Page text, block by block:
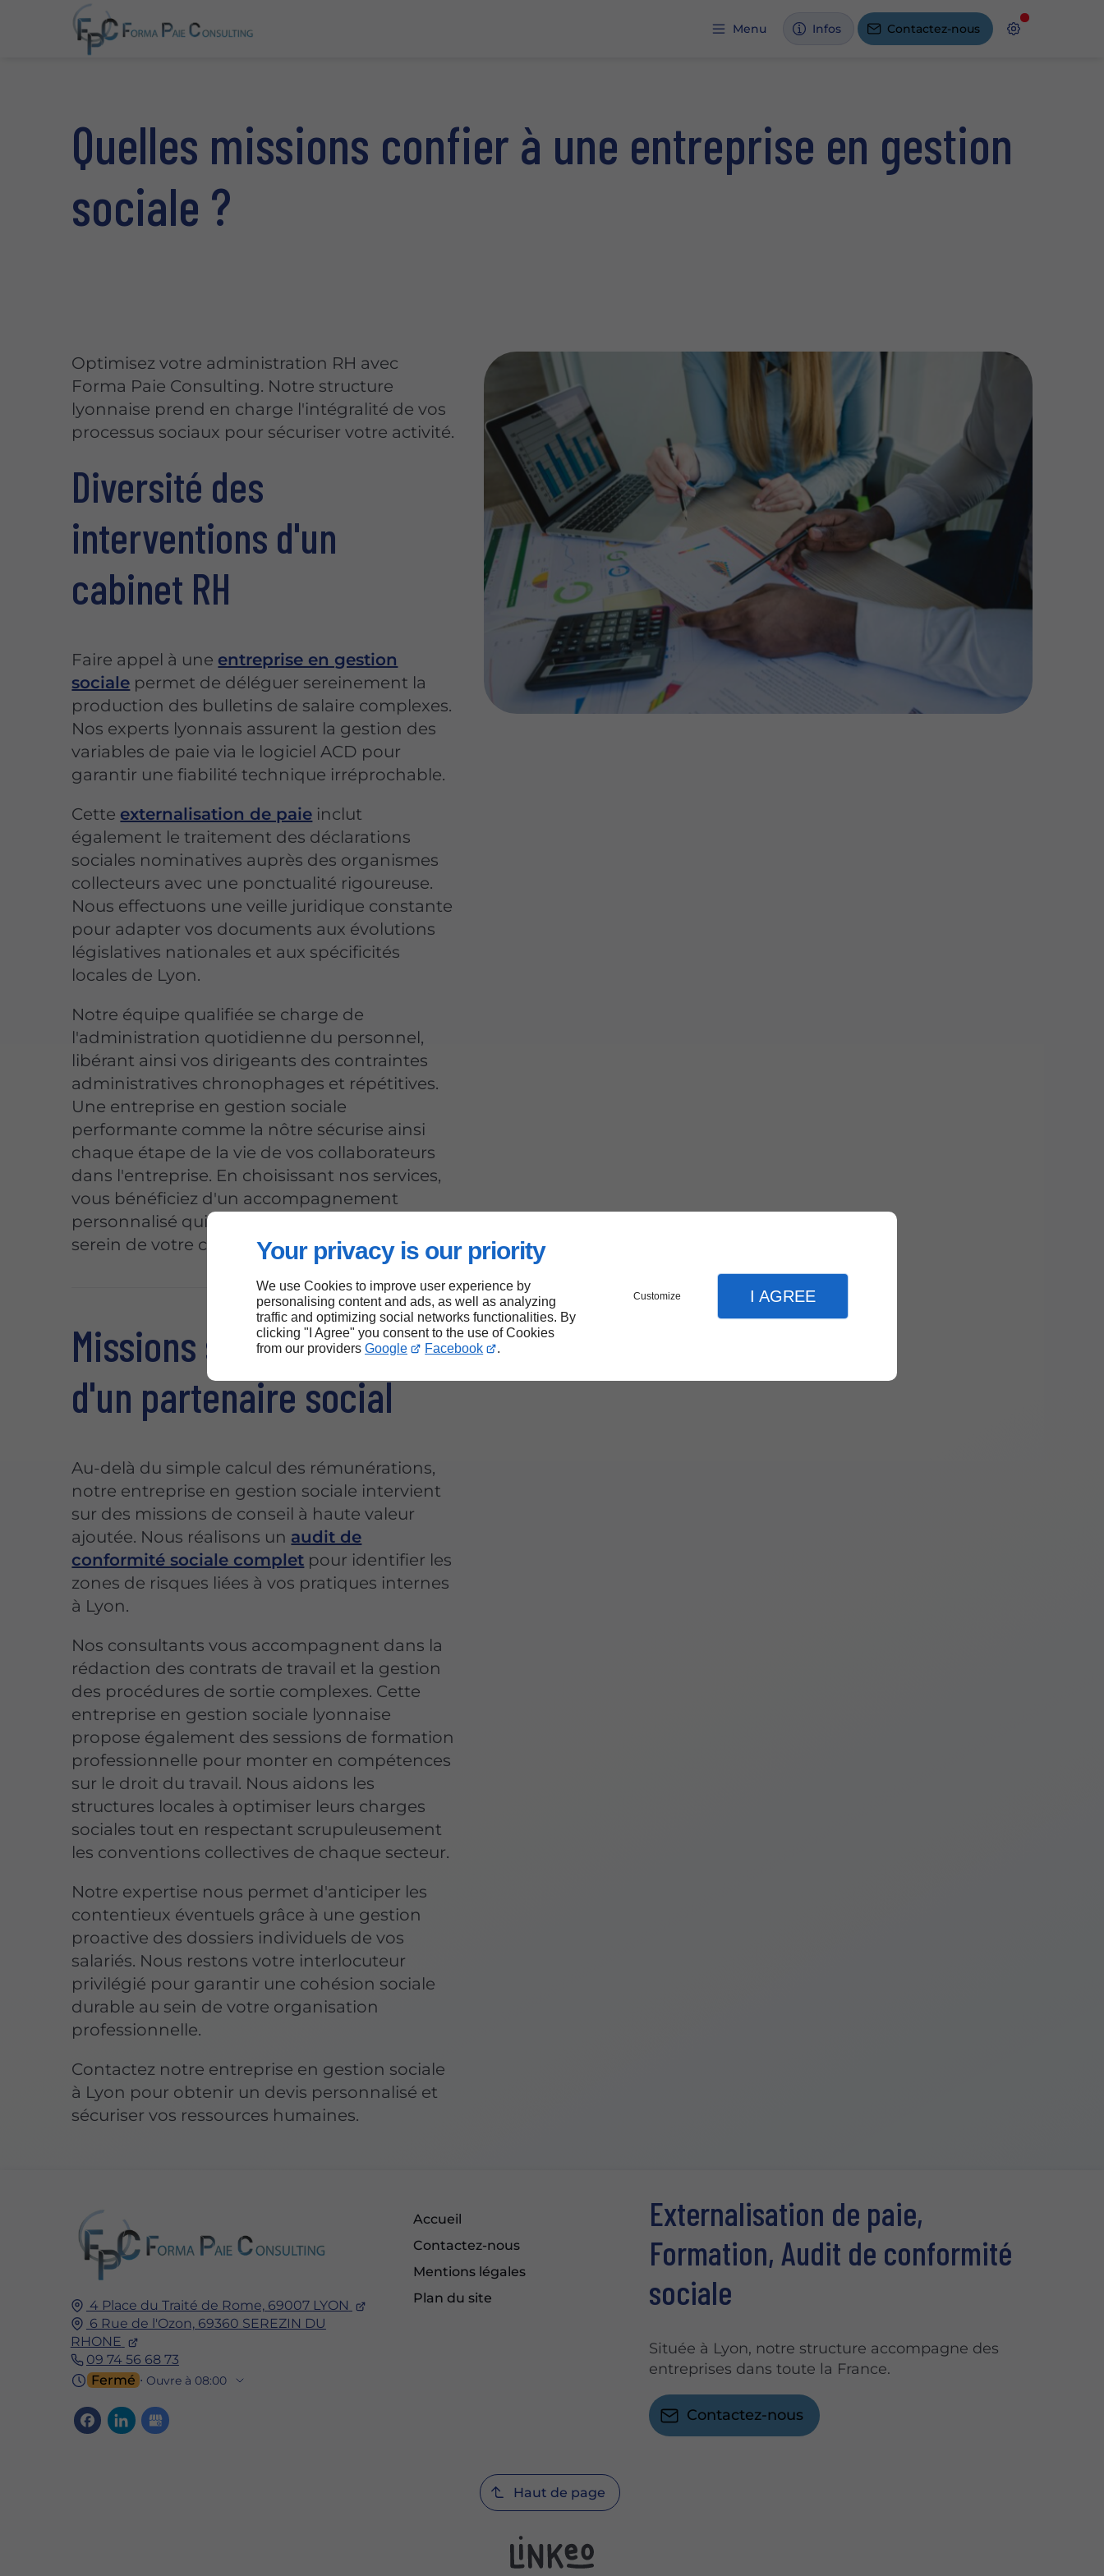
Your privacy is our priority
We use Cookies to improve user experience by
personalising content and ads, as well as analyzing
traffic and optimizing social networks functionalities. By
clicking "I Agree" you consent to the use of Cookies
from our providers Google Facebook .
Customize I AGREE
Menu Infos Contactez-nous
Quelles missions confier à une entreprise en gestion
sociale ?
Optimisez votre administration RH avec
Forma Paie Consulting. Notre structure
lyonnaise prend en charge l'intégralité de vos
processus sociaux pour sécuriser votre activité.
Diversité des
interventions d'un
cabinet RH
Faire appel à une entreprise en gestion
sociale permet de déléguer sereinement la
production des bulletins de salaire complexes.
Nos experts lyonnais assurent la gestion des
variables de paie via le logiciel ACD pour
garantir une fiabilité technique irréprochable.
Cette externalisation de paie inclut
également le traitement des déclarations
sociales nominatives auprès des organismes
collecteurs avec une ponctualité rigoureuse.
Nous effectuons une veille juridique constante
pour adapter vos documents aux évolutions
législatives nationales et aux spécificités
locales de Lyon.
Notre équipe qualifiée se charge de
l'administration quotidienne du personnel,
libérant ainsi vos dirigeants des contraintes
administratives chronophages et répétitives.
Une entreprise en gestion sociale
performante comme la nôtre sécurise ainsi
chaque étape de la vie de vos collaborateurs
dans l'entreprise. En choisissant nos services,
vous bénéficiez d'un accompagnement
personnalisé qui favorise le développement
serein de votre capital humain.
Missions stratégiques
d'un partenaire social
Au-delà du simple calcul des rémunérations,
notre entreprise en gestion sociale intervient
sur des missions de conseil à haute valeur
ajoutée. Nous réalisons un audit de
conformité sociale complet pour identifier les
zones de risques liées à vos pratiques internes
à Lyon.
Nos consultants vous accompagnent dans la
rédaction des contrats de travail et la gestion
des procédures de sortie complexes. Cette
entreprise en gestion sociale lyonnaise
propose également des sessions de formation
professionnelle pour monter en compétences
sur le droit du travail. Nous aidons les
structures locales à optimiser leurs charges
sociales tout en respectant scrupuleusement
les conventions collectives de chaque secteur.
Notre expertise nous permet d'anticiper les
contentieux éventuels grâce à une gestion
proactive des dossiers individuels de vos
salariés. Nous restons votre interlocuteur
privilégié pour garantir une cohésion sociale
durable au sein de votre organisation
professionnelle.
Contactez notre entreprise en gestion sociale
à Lyon pour obtenir un devis personnalisé et
sécuriser vos ressources humaines.
4 Place du Traité de Rome, 69007 LYON
6 Rue de l'Ozon, 69360 SEREZIN DU
RHONE
09 74 56 68 73
Fermé ⋅ Ouvre à 08:00
Accueil
Contactez-nous
Mentions légales
Plan du site
Externalisation de paie,
Formation, Audit de conformité
sociale
Située à Lyon, notre structure accompagne des
entreprises dans toute la France.
Contactez-nous
Haut de page